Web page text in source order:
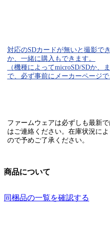
対応のSDカードが無いと 撮影で
か、一緒に購入もできます。
（機種によってmicroSD/SDか、
で、必ず事前にメーカーページで
ファームウェアは必ずしも最新
はご連絡ください。在庫状況に
ので予めご了承ください。
商品について
同梱品の一覧を確認する